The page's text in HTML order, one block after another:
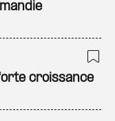
croissance